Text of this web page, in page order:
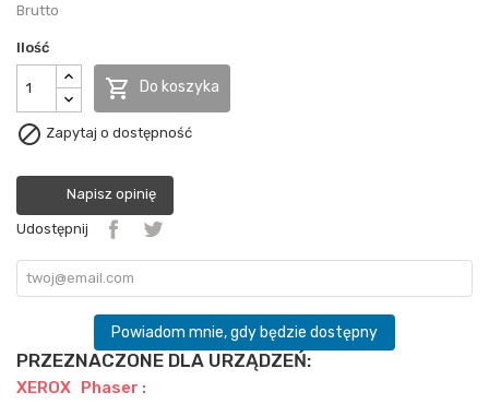
Brutto
Ilość
 Do koszyka
 Zapytaj o dostępność
Napisz opinię
Udostępnij
Powiadom mnie, gdy będzie dostępny
PRZEZNACZONE DLA URZĄDZEŃ:
XEROX Phaser :